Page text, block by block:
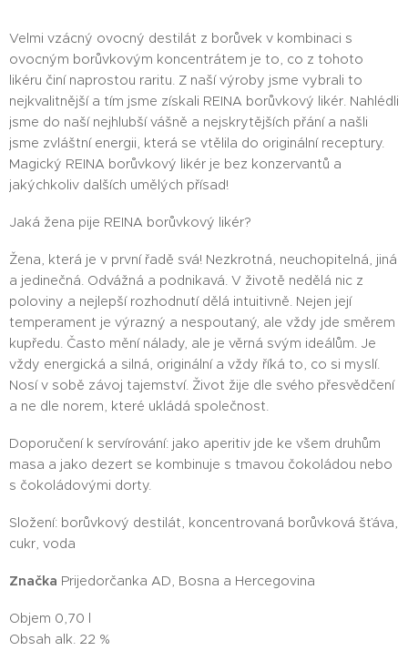
Velmi vzácný ovocný destilát z borůvek v kombinaci s
ovocným borůvkovým koncentrátem je to, co z tohoto
likéru činí naprostou raritu. Z naší výroby jsme vybrali to
nejkvalitnější a tím jsme získali REINA borůvkový likér. Nahlédli
jsme do naší nejhlubší vášně a nejskrytějších přání a našli
jsme zvláštní energii, která se vtělila do originální receptury.
Magický REINA borůvkový likér je bez konzervantů a
jakýchkoliv dalších umělých přísad!
Jaká žena pije REINA borůvkový likér?
Žena, která je v první řadě svá! Nezkrotná, neuchopitelná, jiná
a jedinečná. Odvážná a podnikavá. V životě nedělá nic z
poloviny a nejlepší rozhodnutí dělá intuitivně. Nejen její
temperament je výrazný a nespoutaný, ale vždy jde směrem
kupředu. Často mění nálady, ale je věrná svým ideálům. Je
vždy energická a silná, originální a vždy říká to, co si myslí.
Nosí v sobě závoj tajemství. Život žije dle svého přesvědčení
a ne dle norem, které ukládá společnost.
Doporučení k servírování: jako aperitiv jde ke všem druhům
masa a jako dezert se kombinuje s tmavou čokoládou nebo
s čokoládovými dorty.
Složení: borůvkový destilát, koncentrovaná borůvková šťáva,
cukr, voda
Značka Prijedorčanka AD, Bosna a Hercegovina
Objem 0,70 l
Obsah alk. 22 %